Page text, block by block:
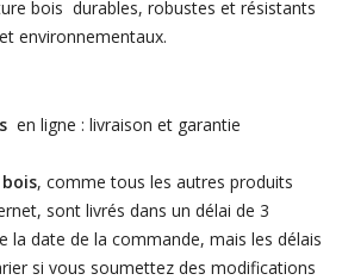
bois durables, robustes et résistants
environnementaux.
en ligne : livraison et garantie
, comme tous les autres produits
sont livrés dans un délai de 3
la date de la commande, mais les délais
si vous soumettez des modifications